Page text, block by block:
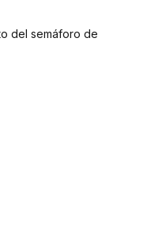
del semáforo de